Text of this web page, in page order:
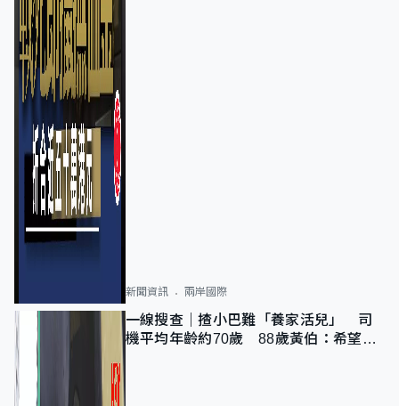
新聞資訊 兩岸國際
一線搜查｜揸小巴難「養家活兒」 司
機平均年齡約70歲 88歲黃伯：希望一